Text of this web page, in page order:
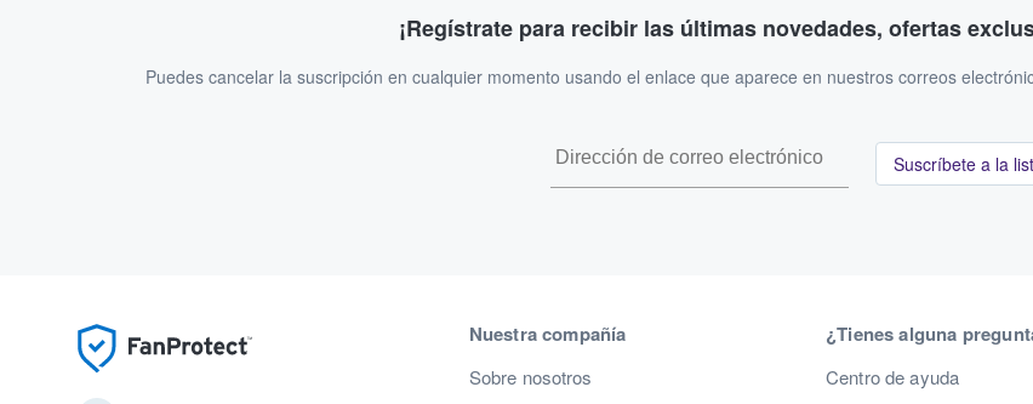
¡Regístrate para recibir las últimas novedades, ofertas
Puedes cancelar la suscripción en cualquier momento usando el enlace que aparece en nuestros correos
Suscríbete a la
Nuestra compañía
Sobre nosotros
¿Tienes alguna
Centro de ayuda